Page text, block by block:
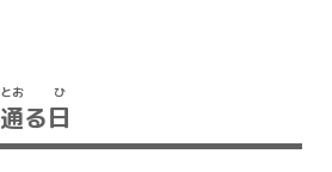
通
とお
る日
ひ